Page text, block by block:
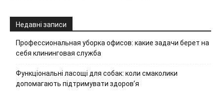
Недавні записи
Профессиональная уборка офисов: какие задачи берет на
себя клининговая служба
Функціональні ласощі для собак: коли смаколики
допомагають підтримувати здоров’я